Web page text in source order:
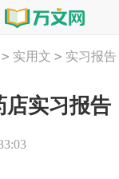
> 实用文 > 实习报告
店实习报告